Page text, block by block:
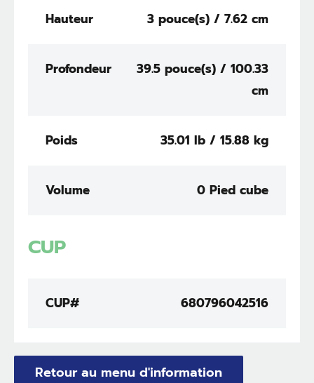
Hauteur 3 pouce(s) / 7.62 cm
Profondeur
39.5 pouce(s) / 100.33
cm
Poids 35.01 lb / 15.88 kg
Volume 0 Pied cube
CUP
CUP# 680796042516
Retour au menu d'information